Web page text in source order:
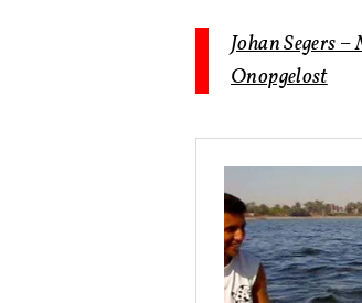
Johan Segers
Onopgelost